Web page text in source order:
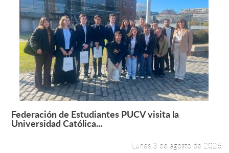
Leer más +
Federación de Estudiantes PUCV visita la
Universidad Católica...
Lunes 3 de agosto de 2026